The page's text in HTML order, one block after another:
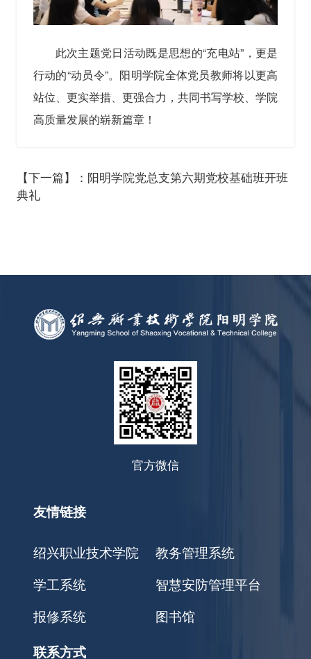
此次主题党日活动既是思想的“充电站”，更是
行动的“动员令”。阳明学院全体党员教师将以更高
站位、更实举措、更强合力，共同书写学校、学院
高质量发展的崭新篇章！
【下一篇】：阳明学院党总支第六期党校基础班开班
典礼
官方微信
友情链接
绍兴职业技术学院
教务管理系统
学工系统
智慧安防管理平台
报修系统
图书馆
联系方式